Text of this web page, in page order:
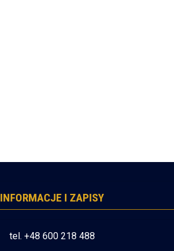
INFORMACJE I ZAPISY
tel. +48 600 218 488